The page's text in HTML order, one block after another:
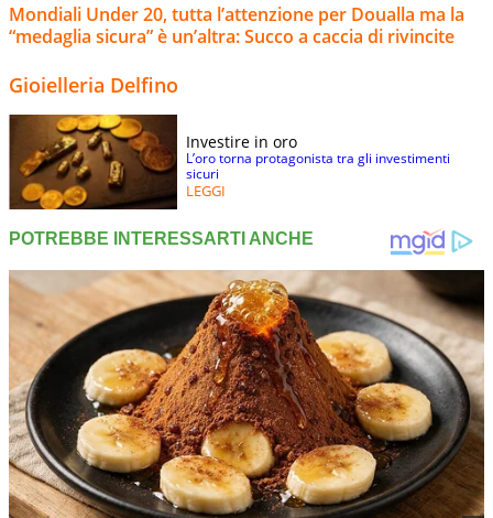
Mondiali Under 20, tutta l’attenzione per Doualla ma la
“medaglia sicura” è un’altra: Succo a caccia di rivincite
Gioielleria Delfino
Investire in oro
L’oro torna protagonista tra gli investimenti
sicuri
LEGGI